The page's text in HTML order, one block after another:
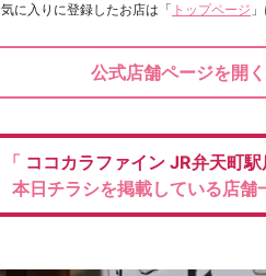
に入りに登録したお店は 「 トップページ
公式店舗ページを開く
「 ココカラファイン JR弁天町駅
本日チラシを掲載している店舗